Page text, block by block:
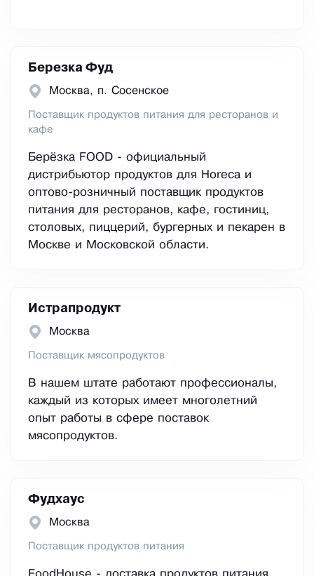
Березка Фуд
Москва, п. Сосенское
Поставщик продуктов питания для ресторанов и
кафе
Берёзка FOOD - официальный
дистрибьютор продуктов для Horeca и
оптово-розничный поставщик продуктов
питания для ресторанов, кафе, гостиниц,
столовых, пиццерий, бургерных и пекарен в
Москве и Московской области.
Истрапродукт
Москва
Поставщик мясопродуктов
В нашем штате работают профессионалы,
каждый из которых имеет многолетний
опыт работы в сфере поставок
мясопродуктов.
Фудхаус
Москва
Поставщик продуктов питания